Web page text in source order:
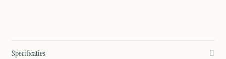
Specificaties